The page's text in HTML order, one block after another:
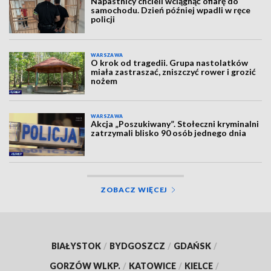
samochodu. Dzień później wpadli w ręce
policji
WARSZAWA
O krok od tragedii. Grupa nastolatków
miała zastraszać, zniszczyć rower i grozić
nożem
WARSZAWA
Akcja „Poszukiwany”. Stołeczni kryminalni
zatrzymali blisko 90 osób jednego dnia
ZOBACZ WIĘCEJ
BIAŁYSTOK / BYDGOSZCZ / GDAŃSK /
GORZÓW WLKP. / KATOWICE / KIELCE /